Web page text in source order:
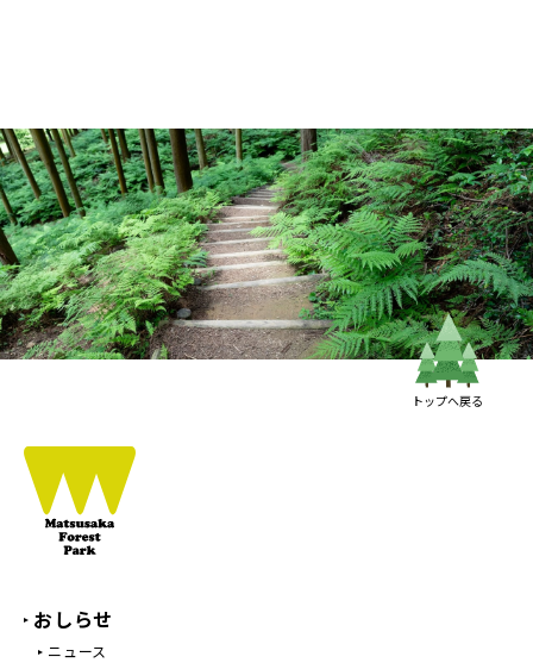
トップへ戻る
おしらせ
ニュース